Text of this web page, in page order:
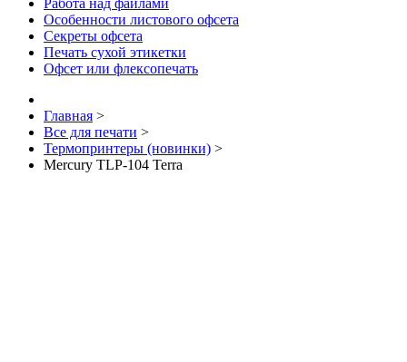
Особенности листового офсета
Секреты офсета
Печать сухой этикетки
Офсет или флексопечать
Главная >
Все для печати >
Термопринтеры (новинки) >
Mercury TLP-104 Terra